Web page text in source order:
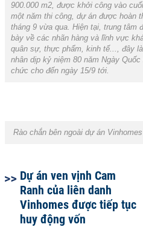
900.000 m2, được khởi công vào
một năm thi công, dự án được hoàn
tháng 9 vừa qua. Hiện tại, trung tâm
bày về các nhãn hàng và lĩnh vực
quân sự, thực phẩm, kinh tế..., đây
nhân dịp kỷ niệm 80 năm Ngày
chức cho đến ngày 15/9 tới.
Rào chắn bên ngoài dự án
Dự án ven vịnh Cam
Ranh của liên danh
Vinhomes được tiếp tục
huy động vốn